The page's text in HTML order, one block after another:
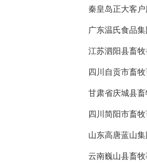
秦皇岛正大客
广东温氏食品
江苏泗阳县畜
四川自贡市畜
甘肃省庆城县
四川简阳市畜
山东高唐蓝山
云南巍山县畜